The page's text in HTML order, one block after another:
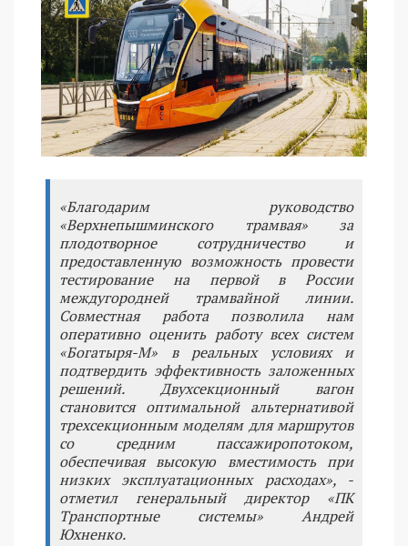
«Благодарим руководство
«Верхнепышминского трамвая» за
плодотворное сотрудничество и
предоставленную возможность провести
тестирование на первой в России
междугородней трамвайной линии.
Совместная работа позволила нам
оперативно оценить работу всех систем
«Богатыря-М» в реальных условиях и
подтвердить эффективность заложенных
решений. Двухсекционный вагон
становится оптимальной альтернативой
трехсекционным моделям для маршрутов
со средним пассажиропотоком,
обеспечивая высокую вместимость при
низких эксплуатационных расходах», -
отметил генеральный директор «ПК
Транспортные системы» Андрей
Юхненко.